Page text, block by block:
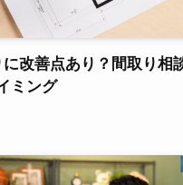
改善点あり？間取り相
ミング